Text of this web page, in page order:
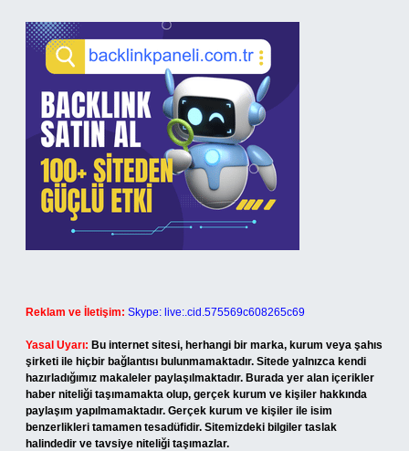
Reklam ve İletişim: Skype: live:.cid.575569c608265c69
Yasal Uyarı: Bu internet sitesi, herhangi bir marka, kurum veya şahıs
şirketi ile hiçbir bağlantısı bulunmamaktadır. Sitede yalnızca kendi
hazırladığımız makaleler paylaşılmaktadır. Burada yer alan içerikler
haber niteliği taşımamakta olup, gerçek kurum ve kişiler hakkında
paylaşım yapılmamaktadır. Gerçek kurum ve kişiler ile isim
benzerlikleri tamamen tesadüfidir. Sitemizdeki bilgiler taslak
halindedir ve tavsiye niteliği taşımazlar.